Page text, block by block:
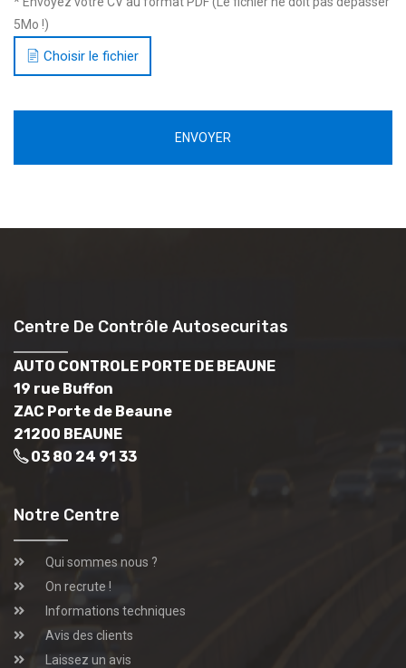
5Mo !)
Choisir le fichier
ENVOYER
Centre De Contrôle Autosecuritas
AUTO CONTROLE PORTE DE BEAUNE
19 rue Buffon
ZAC Porte de Beaune
21200 BEAUNE
03 80 24 91 33
Notre Centre
Qui sommes nous ?
On recrute !
Informations techniques
Avis des clients
Laissez un avis